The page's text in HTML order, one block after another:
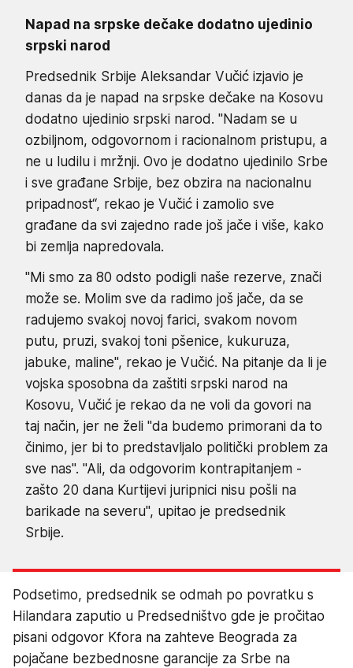
Napad na srpske dečake dodatno ujedinio
srpski narod
Predsednik Srbije Aleksandar Vučić izjavio je
danas da je napad na srpske dečake na Kosovu
dodatno ujedinio srpski narod. "Nadam se u
ozbiljnom, odgovornom i racionalnom pristupu, a
ne u ludilu i mržnji. Ovo je dodatno ujedinilo Srbe
i sve građane Srbije, bez obzira na nacionalnu
pripadnost“, rekao je Vučić i zamolio sve
građane da svi zajedno rade još jače i više, kako
bi zemlja napredovala.
"Mi smo za 80 odsto podigli naše rezerve, znači
može se. Molim sve da radimo još jače, da se
radujemo svakoj novoj farici, svakom novom
putu, pruzi, svakoj toni pšenice, kukuruza,
jabuke, maline", rekao je Vučić. Na pitanje da li je
vojska sposobna da zaštiti srpski narod na
Kosovu, Vučić je rekao da ne voli da govori na
taj način, jer ne želi "da budemo primorani da to
činimo, jer bi to predstavljalo politički problem za
sve nas". "Ali, da odgovorim kontrapitanjem -
zašto 20 dana Kurtijevi juripnici nisu pošli na
barikade na severu", upitao je predsednik
Srbije.
Podsetimo, predsednik se odmah po povratku s
Hilandara zaputio u Predsedništvo gde je pročitao
pisani odgovor Kfora na zahteve Beograda za
pojačane bezbednosne garancije za Srbe na